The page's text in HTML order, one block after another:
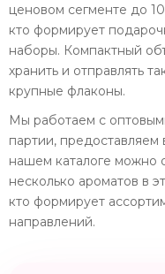
ценовом сегменте до
кто формирует
наборы. Компактный
хранить и отправлять
крупные флаконы.
Мы работаем с
партии,
нашем каталоге можно
несколько ароматов в
кто формирует
направлений.